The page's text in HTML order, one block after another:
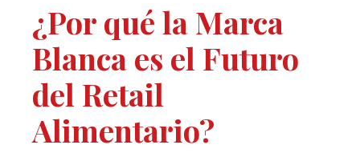
¿Por qué la Marca
Blanca es el Futuro
del Retail
Alimentario?